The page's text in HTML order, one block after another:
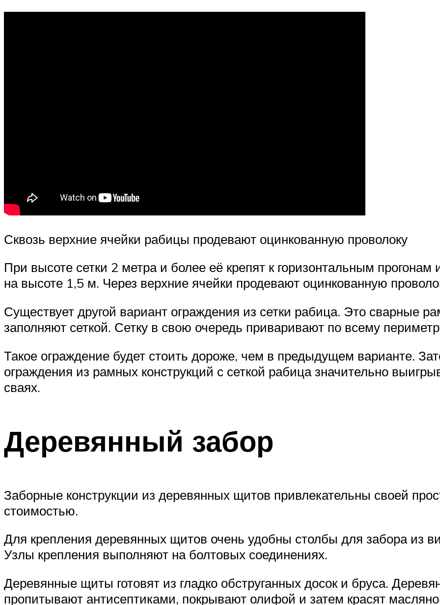
Сквозь верхние ячейки рабицы продевают оцинкованную проволоку
При высоте сетки 2 метра и более её крепят к горизонтальным
на высоте 1,5 м. Через верхние ячейки продевают оцинкованную
Существует другой вариант ограждения из сетки рабица. Это сварные
заполняют сеткой. Сетку в свою очередь приваривают по всему
Такое ограждение будет стоить дороже, чем в предыдущем варианте.
ограждения из рамных конструкций с сеткой рабица значительно
сваях.
Деревянный забор
Заборные конструкции из деревянных щитов привлекательны своей
стоимостью.
Для крепления деревянных щитов очень удобны столбы для забора из
Узлы крепления выполняют на болтовых соединениях.
Деревянные щиты готовят из гладко обструганных досок и бруса.
пропитывают антисептиками, покрывают олифой и затем красят